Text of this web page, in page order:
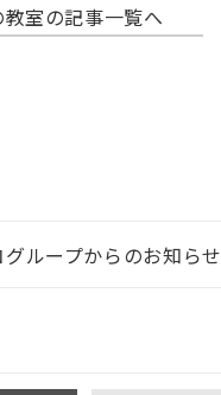
教室の記事一覧へ
グループからのお知らせ